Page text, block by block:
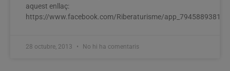
aquest enllaç:
https://www.facebook.com/Riberaturisme/app_79458893817
28 octubre, 2013 No hi ha comentaris